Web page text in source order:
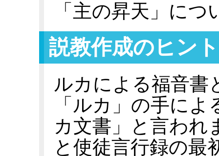
「主の昇天」に
説教作成のヒント
ルカによる福音書
「ルカ」の手に
カ文書」と言われ
と使徒言行録の最